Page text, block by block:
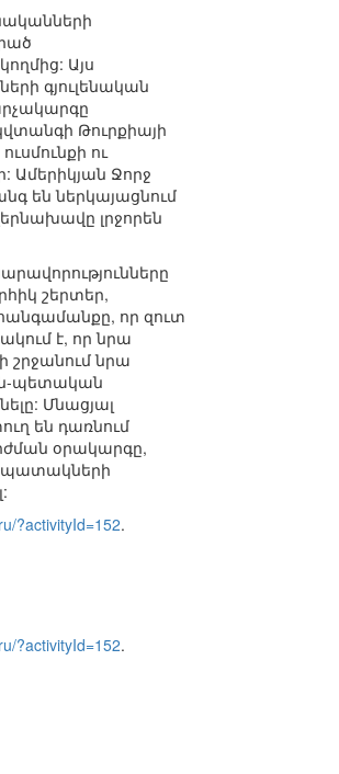
Այս
գյուլենական
Թուրքիայի
ու
Ամերիկյան Ջորջ
են ներկայացնում
լրջորեն
շերտեր,
որ զուտ
է, որ նրա
նրա
պետական
Մնացյալ
են դառնում
օրակարգը,
?activityId=152.
?activityId=152.